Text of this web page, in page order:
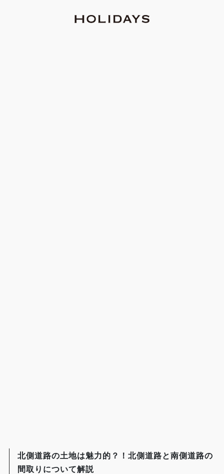
北側道路の土地は魅力的？！北側道路と南側道路の
間取りについて解説